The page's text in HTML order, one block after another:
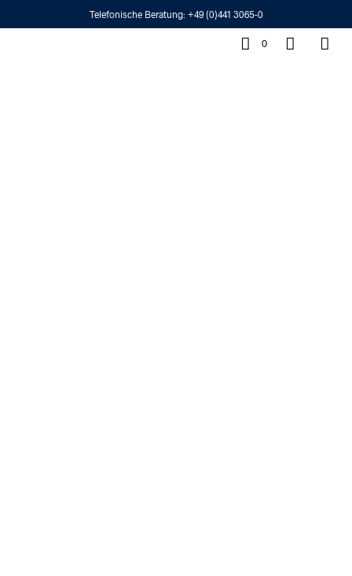
Telefonische Beratung: +49 (0)441 3065-0
0